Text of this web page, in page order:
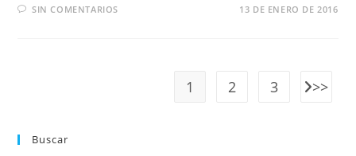
SIN COMENTARIOS 13 DE ENERO DE 2016
1 2 3
Buscar